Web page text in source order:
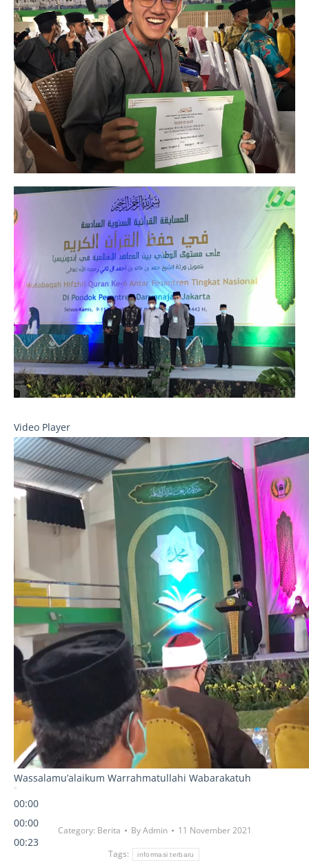
00:00
00:04
Video Player
00:00
00:00
00:23
Wassalamu’alaikum Warrahmatullahi Wabarakatuh
Category: Berita ByAdmin
11 November 2021
Tags:
informasi terbaru